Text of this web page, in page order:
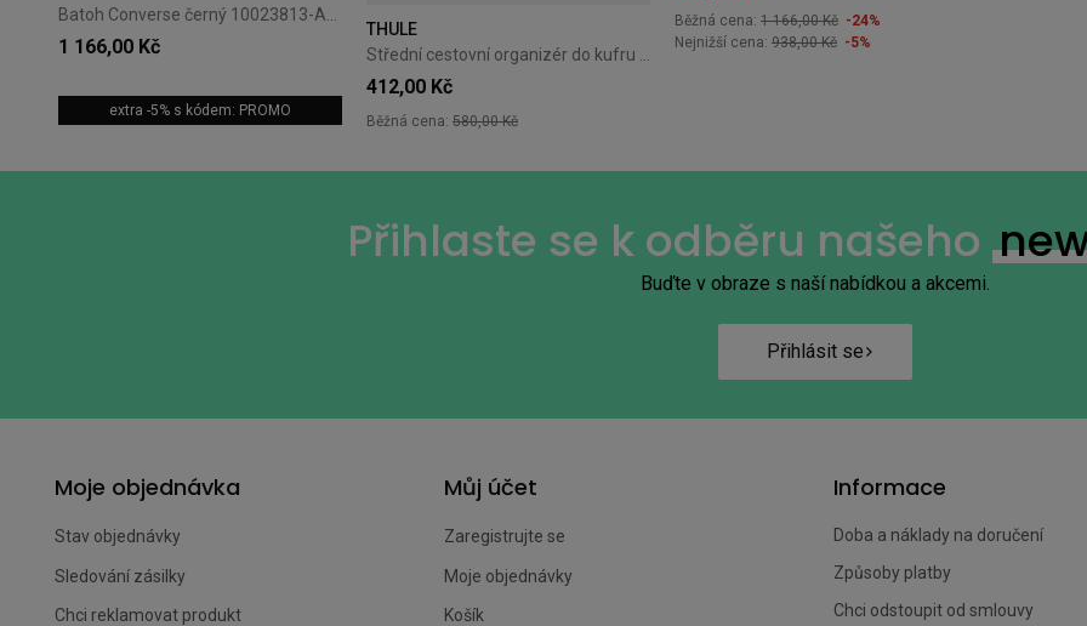
1 166,00 Kč
extra -5% s kódem: PROMO
THULE
412,00 Kč
Běžná cena: 580,00 Kč
Běžná cena: 1 166,00 Kč -24%
Nejnižší cena: 938,00 Kč -5%
Přihlaste se k odběru našeho
Buďte v obraze s naší nabídkou a akcemi.
Přihlásit se
Moje objednávka
Stav objednávky
Sledování zásilky
Chci reklamovat produkt
Můj účet
Zaregistrujte se
Moje objednávky
Košík
Informace
Doba a náklady na doručení
Způsoby platby
Chci odstoupit od smlouvy